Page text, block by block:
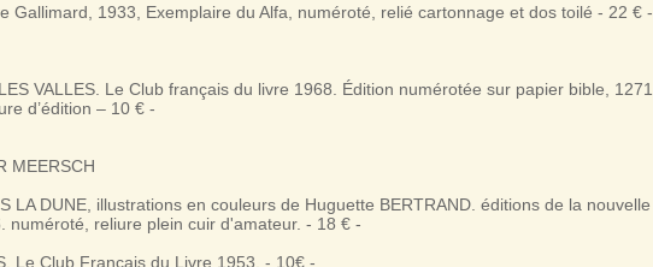
Gallimard, 1933, Exemplaire du Alfa, numéroté, relié cartonnage et dos toilé - 22 € -
VALLES. Le Club français du livre 1968. Édition numérotée sur papier bible, 1271
d’édition – 10 € -
MEERSCH
LA DUNE, illustrations en couleurs de Huguette BERTRAND. éditions de la nouvelle
numéroté, reliure plein cuir d'amateur. - 18 € -
Le Club Français du Livre 1953. - 10€ -